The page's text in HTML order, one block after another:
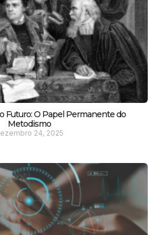
Futuro: O Papel Permanente do
Metodismo
24, 2025